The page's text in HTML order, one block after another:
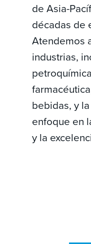
de Asia-
décadas de
Atendemos
industrias,
bebidas, y
enfoque en
y la